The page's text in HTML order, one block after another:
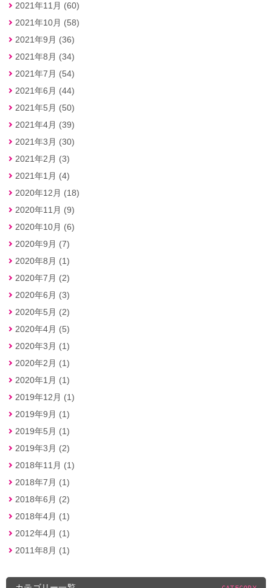
2021年11月 (60)
2021年10月 (58)
2021年9月 (36)
2021年8月 (34)
2021年7月 (54)
2021年6月 (44)
2021年5月 (50)
2021年4月 (39)
2021年3月 (30)
2021年2月 (3)
2021年1月 (4)
2020年12月 (18)
2020年11月 (9)
2020年10月 (6)
2020年9月 (7)
2020年8月 (1)
2020年7月 (2)
2020年6月 (3)
2020年5月 (2)
2020年4月 (5)
2020年3月 (1)
2020年2月 (1)
2020年1月 (1)
2019年12月 (1)
2019年9月 (1)
2019年5月 (1)
2019年3月 (2)
2018年11月 (1)
2018年7月 (1)
2018年6月 (2)
2018年4月 (1)
2012年4月 (1)
2011年8月 (1)